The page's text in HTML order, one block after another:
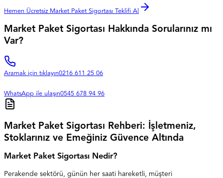
Hemen Ücretsiz Market Paket Sigortası Teklifi Al
Market Paket Sigortası Hakkında Sorularınız mı
Var?
Aramak için tıklayın0216 611 25 06
WhatsApp ile ulaşın0545 678 94 96
Market Paket Sigortası Rehberi: İşletmeniz,
Stoklarınız ve Emeğiniz Güvence Altında
Market Paket Sigortası Nedir?
Perakende sektörü, günün her saati hareketli, müşteri